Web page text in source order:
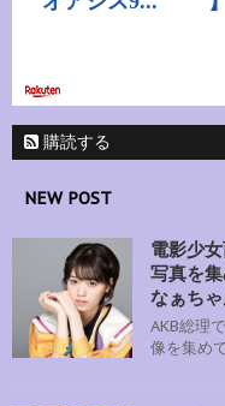
購読する
NEW POST
電影少
写真を
なぁちゃ
AKB総理
像を集め